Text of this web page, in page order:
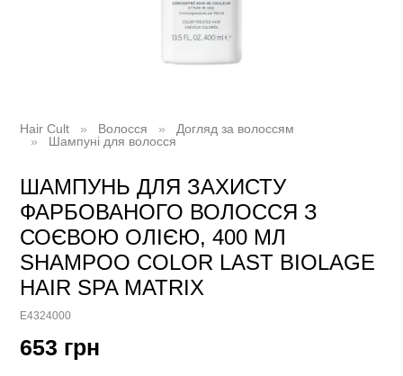
Hair Cult Волосся
Догляд за волоссям
Шампуні для волосся
ШАМПУНЬ ДЛЯ ЗАХИСТУ
ФАРБОВАНОГО ВОЛОССЯ З
СОЄВОЮ ОЛІЄЮ, 400 МЛ
SHAMPOO COLOR LAST BIOLAGE
HAIR SPA MATRIX
E4324000
653 грн